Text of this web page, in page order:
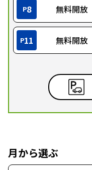
P8 無料開放
P11 無料開放
月から選ぶ